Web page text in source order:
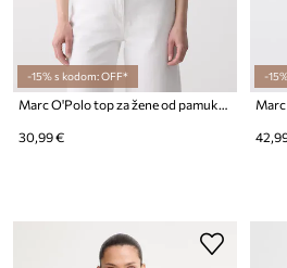
-15% s kodom: OFF*
Marc O'Polo top za žene od pamuka s elastanom
30,99 €
-